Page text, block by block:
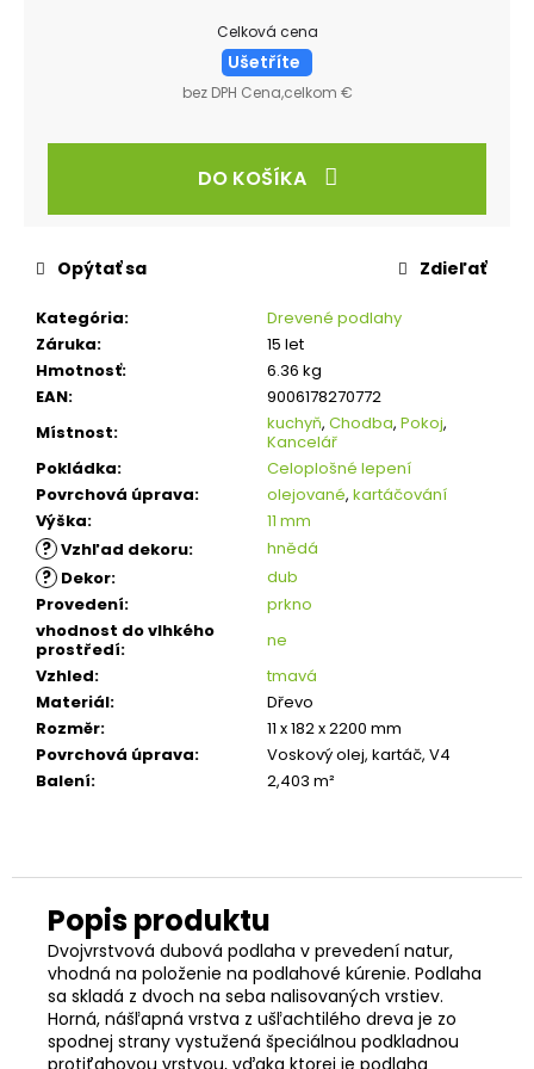
Celková cena
Ušetříte
bez DPH Cena,celkom €
DO KOŠÍKA
Kategória:
Drevené podlahy
Záruka:
15 let
Hmotnosť:
6.36 kg
EAN:
9006178270772
Místnost: kuchyň, Chodba, Pokoj,
Kancelář
Pokládka:
Celoplošné lepení
Povrchová úprava: olejované, kartáčování
Výška: 11 mm
? Vzhľad dekoru: hnědá
? Dekor:
dub
Provedení:
prkno
vhodnost do vlhkého
prostředí:
ne
Vzhled:
tmavá
Materiál:
Dřevo
Rozměr:
11 x 182 x 2200 mm
Povrchová úprava:
Voskový olej, kartáč, V4
Balení: 2,403 m²
Opýtať sa Zdieľať
Dvojvrstvová dubová podlaha v prevedení natur,
vhodná na položenie na podlahové kúrenie. Podlaha
sa skladá z dvoch na seba nalisovaných vrstiev.
Horná, nášľapná vrstva z ušľachtilého dreva je zo
spodnej strany vystužená špeciálnou podkladnou
protiťahovou vrstvou, vďaka ktorej je podlaha